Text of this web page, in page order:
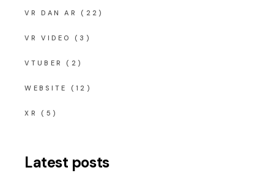
VR DAN AR (22)
VR VIDEO (3)
VTUBER (2)
WEBSITE (12)
XR (5)
Latest posts